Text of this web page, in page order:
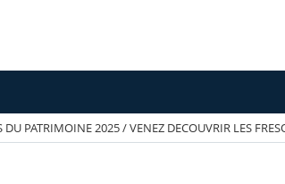
DU PATRIMOINE 2025 / VENEZ DECOUVRIR LES